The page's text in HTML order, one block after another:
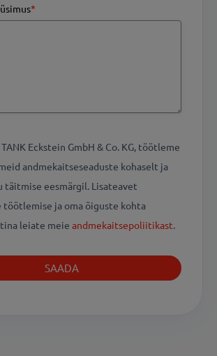
*
Eckstein GmbH & Co. KG, töötleme
andmekaitseseaduste kohaselt ja
täitmise eesmärgil. Lisateavet
töötlemise ja oma õiguste kohta
leiate meie andmekaitsepoliitikast.